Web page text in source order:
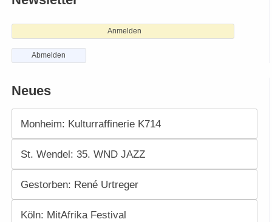
Anmelden
Abmelden
Neues
Monheim: Kulturraffinerie K714
St. Wendel: 35. WND JAZZ
Gestorben: René Urtreger
Köln: MitAfrika Festival